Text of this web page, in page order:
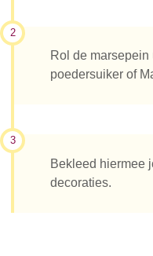
2
Rol de
poedersuiker of
3
Bekleed hiermee
decoraties.